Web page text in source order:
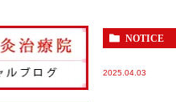
NOTICE
2025.04.03